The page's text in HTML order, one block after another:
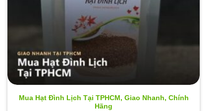
Mua Hạt Đình Lịch Tại TPHCM, Giao Nhanh, Chính
Hãng